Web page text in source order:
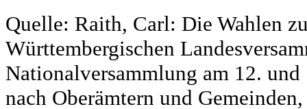
Quelle: Raith, Carl: Die Wahlen
Württembergischen
Nationalversammlung am 12. und
nach Oberämtern und